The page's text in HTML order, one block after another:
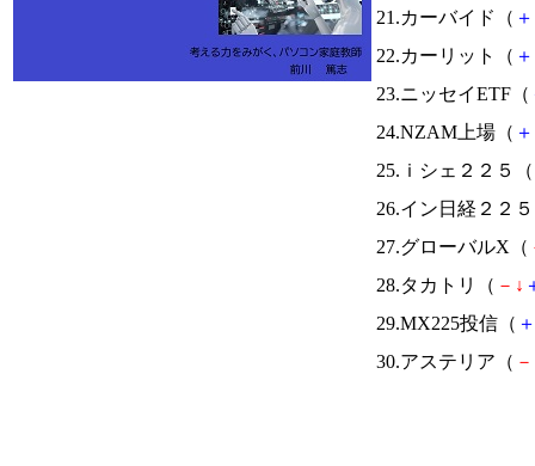
21.カーバイド（ ＋
22.カーリット（ ＋
23.ニッセイETF（
24.NZAM上場（ ＋
25.ｉシェ２２５（
26.イン日経２２
27.グローバルX（
28.タカトリ（ － ↓
29.MX225投信（ ＋
30.アステリア（ －